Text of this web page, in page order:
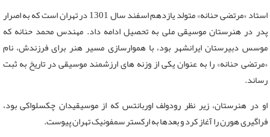
استاد «مرتضی حنانه» متولد یازدهم اسفند سال 1301 در تهران است که به اصرار
پدر در هنرستان موسیقی ملی به تحصیل ادامه داد. مهندس محمد حنانه که
موسس دبیرستان ایرانشهر بود، با هموارسازی مسیر هنر برای فرزندش، نام
«مرتضی حنانه» را به عنوان یکی از وزنه های ارزشمند موسیقی در تاریخ به ثبت
رساند.
او در هنرستان، زیر نظر رودولف اوربانتس که از موسیقیدان چکسلواکی بود،
فراگیری هورن را آغاز کرد و بعدها به ارکستر سمفونیک تهران پیوست.